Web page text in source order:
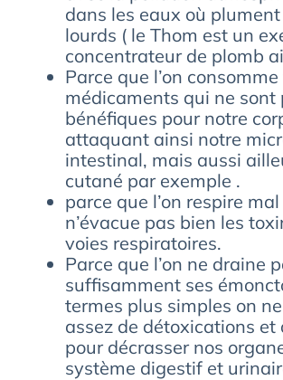
dans les eaux où
lourds ( le Thom est un
concentrateur de plomb
Parce que l’on
médicaments qui ne sont
bénéfiques pour notre
attaquant ainsi notre
intestinal, mais aussi
cutané par exemple .
parce que l’on respire
n’évacue pas bien les
voies respiratoires.
Parce que l’on ne draine
suffisamment ses
termes plus simples on
assez de détoxications et
pour décrasser nos
système digestif et